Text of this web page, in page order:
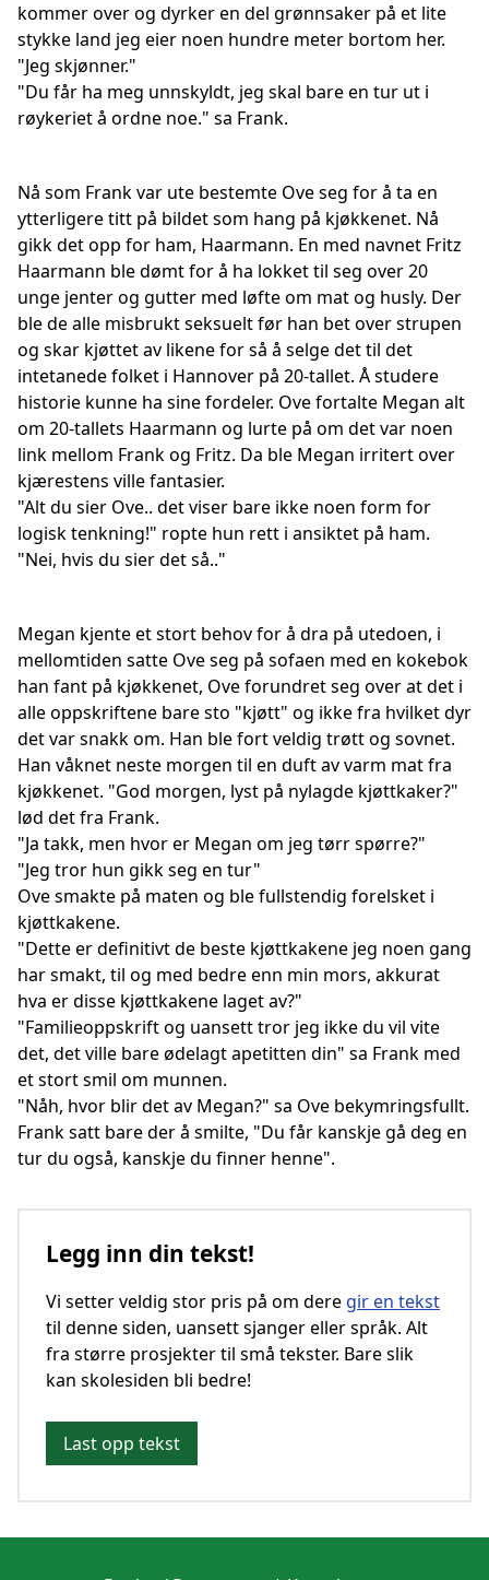
kommer over og dyrker en del grønnsaker på et lite
stykke land jeg eier noen hundre meter bortom her.
"Jeg skjønner."
"Du får ha meg unnskyldt, jeg skal bare en tur ut i
røykeriet å ordne noe." sa Frank.
Nå som Frank var ute bestemte Ove seg for å ta en
ytterligere titt på bildet som hang på kjøkkenet. Nå
gikk det opp for ham, Haarmann. En med navnet Fritz
Haarmann ble dømt for å ha lokket til seg over 20
unge jenter og gutter med løfte om mat og husly. Der
ble de alle misbrukt seksuelt før han bet over strupen
og skar kjøttet av likene for så å selge det til det
intetanede folket i Hannover på 20-tallet. Å studere
historie kunne ha sine fordeler. Ove fortalte Megan alt
om 20-tallets Haarmann og lurte på om det var noen
link mellom Frank og Fritz. Da ble Megan irritert over
kjærestens ville fantasier.
"Alt du sier Ove.. det viser bare ikke noen form for
logisk tenkning!" ropte hun rett i ansiktet på ham.
"Nei, hvis du sier det så.."
Megan kjente et stort behov for å dra på utedoen, i
mellomtiden satte Ove seg på sofaen med en kokebok
han fant på kjøkkenet, Ove forundret seg over at det i
alle oppskriftene bare sto "kjøtt" og ikke fra hvilket dyr
det var snakk om. Han ble fort veldig trøtt og sovnet.
Han våknet neste morgen til en duft av varm mat fra
kjøkkenet. "God morgen, lyst på nylagde kjøttkaker?"
lød det fra Frank.
"Ja takk, men hvor er Megan om jeg tørr spørre?"
"Jeg tror hun gikk seg en tur"
Ove smakte på maten og ble fullstendig forelsket i
kjøttkakene.
"Dette er definitivt de beste kjøttkakene jeg noen gang
har smakt, til og med bedre enn min mors, akkurat
hva er disse kjøttkakene laget av?"
"Familieoppskrift og uansett tror jeg ikke du vil vite
det, det ville bare ødelagt apetitten din" sa Frank med
et stort smil om munnen.
"Nåh, hvor blir det av Megan?" sa Ove bekymringsfullt.
Frank satt bare der å smilte, "Du får kanskje gå deg en
tur du også, kanskje du finner henne".
Legg inn din tekst!
Vi setter veldig stor pris på om dere gir en tekst
til denne siden, uansett sjanger eller språk. Alt
fra større prosjekter til små tekster. Bare slik
kan skolesiden bli bedre!
Last opp tekst